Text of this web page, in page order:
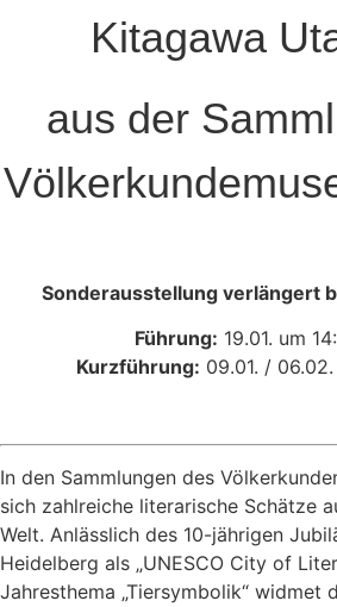
Kitagawa
aus der
Sonderausstellung verlängert
Führung: 19.01. um
Kurzführung: 09.01. /
In den Sammlungen des
sich zahlreiche literarische Schätze
Welt. Anlässlich des 10-jährigen
Heidelberg als „UNESCO City of
Jahresthema „Tiersymbolik“ widmet